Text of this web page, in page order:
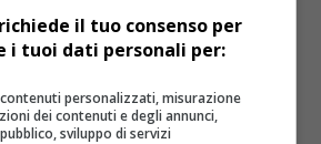
2 anni fa
l’opinione di Walter Zalukar
il tuo consenso per
i tuoi dati personali per:
personalizzati, misurazione
dei contenuti e degli annunci,
sviluppo di servizi